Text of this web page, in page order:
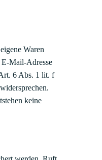
Waren
E-Mail-Adresse
6 Abs. 1 lit. f
keine